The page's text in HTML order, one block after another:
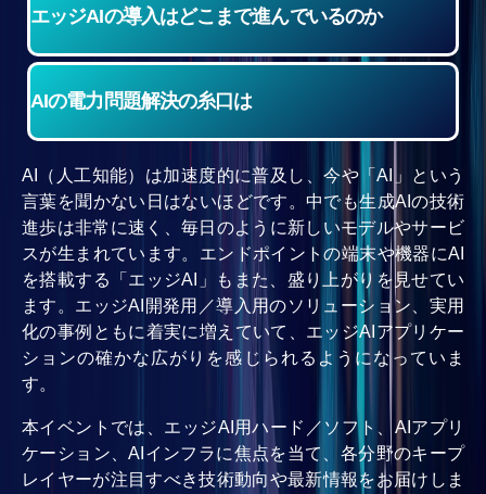
エッジAIの導入はどこまで進んでいるのか
AIの電力 問題解決の糸口は
AI（人工知能）は加速度的に普及し、今や「AI」という
言葉を聞かない日はないほどです。中でも生成AIの技術
進歩は非常に速く、毎日のように新しいモデルやサービ
スが生まれています。エンドポイントの端末や機器にAI
を搭載する「エッジAI」もまた、盛り上がりを見せてい
ます。エッジAI開発用／導入用のソリューション、実用
化の事例ともに着実に増えていて、エッジAIアプリケー
ションの確かな広がりを感じられるようになっていま
す。
本イベントでは、エッジAI用ハード／ソフト、AIアプリ
ケーション、AIインフラに焦点を当て、各分野のキープ
レイヤーが注目すべき技術動向や最新情報をお届けしま